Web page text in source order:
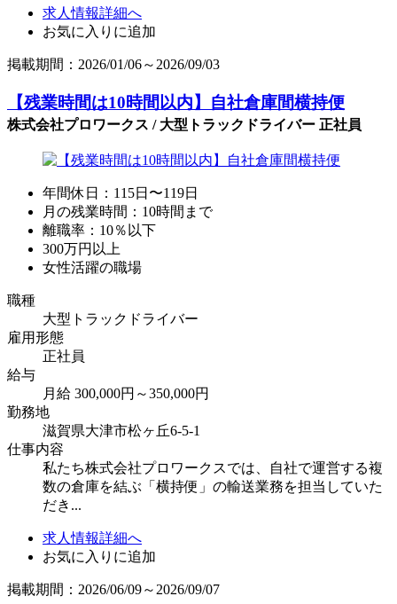
求人情報詳細へ
お気に入りに追加
掲載期間：2026/01/06～2026/09/03
【残業時間は10時間以内】自社倉庫間横持便
株式会社プロワークス / 大型トラックドライバー 正社員
年間休日：115日〜119日
月の残業時間：10時間まで
離職率：10％以下
300万円以上
女性活躍の職場
職種
大型トラックドライバー
雇用形態
正社員
給与
月給 300,000円～350,000円
勤務地
滋賀県大津市松ヶ丘6-5-1
仕事内容
私たち株式会社プロワークスでは、自社で運営する複
数の倉庫を結ぶ「横持便」の輸送業務を担当していた
だき...
求人情報詳細へ
お気に入りに追加
掲載期間：2026/06/09～2026/09/07